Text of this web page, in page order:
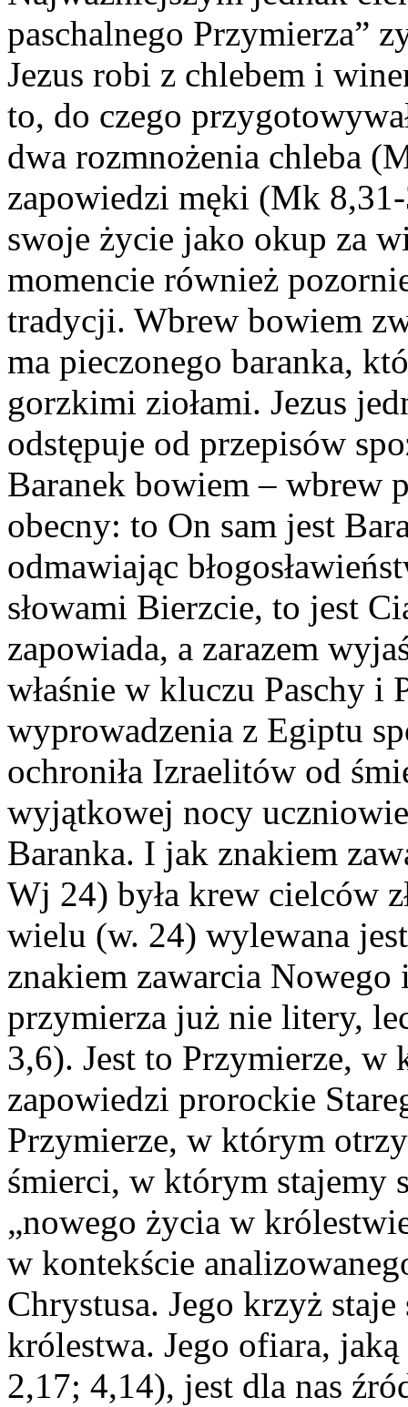
paschalnego Przymierza”
Jezus robi z chlebem i
to, do czego
dwa rozmnożenia chleba
zapowiedzi męki (Mk
swoje życie jako okup za
momencie również
tradycji. Wbrew bowiem
ma pieczonego baranka,
gorzkimi ziołami. Jezus
odstępuje od przepisów
Baranek bowiem – wbrew
obecny: to On sam jest
odmawiając
słowami Bierzcie, to jest
zapowiada, a zarazem
właśnie w kluczu Paschy i
wyprowadzenia z Egiptu
ochroniła Izraelitów od
wyjątkowej nocy
Baranka. I jak znakiem
Wj 24) była krew cielców
wielu (w. 24) wylewana
znakiem zawarcia
przymierza już nie litery,
3,6). Jest to Przymierze, w
zapowiedzi prorockie
Przymierze, w którym
śmierci, w którym stajemy
„nowego życia w
w kontekście
Chrystusa. Jego krzyż
królestwa. Jego ofiara, jaką
2,17; 4,14), jest dla nas